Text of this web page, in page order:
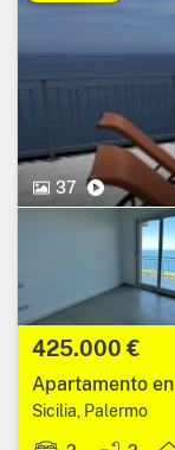
37
37 Fotos.Vídeo
Precio:
425.000 €
Apartamento
Sicilia, Palermo